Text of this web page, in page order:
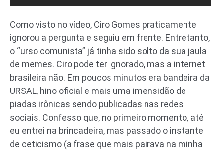
Como visto no vídeo, Ciro Gomes praticamente
ignorou a pergunta e seguiu em frente. Entretanto,
o “urso comunista” já tinha sido solto da sua jaula
de memes. Ciro pode ter ignorado, mas a internet
brasileira não. Em poucos minutos era bandeira da
URSAL, hino oficial e mais uma imensidão de
piadas irônicas sendo publicadas nas redes
sociais. Confesso que, no primeiro momento, até
eu entrei na brincadeira, mas passado o instante
de ceticismo (a frase que mais pairava na minha